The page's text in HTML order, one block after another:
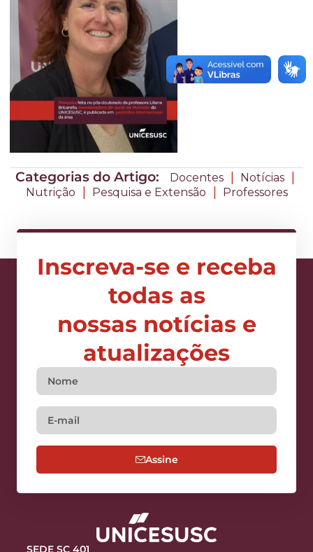
Categorias do Artigo: Docentes | Notícias |
Nutrição | Pesquisa e Extensão | Professores
Inscreva-se e receba
todas as
nossas notícias e
atualizações
Assine
SEDE SC 401